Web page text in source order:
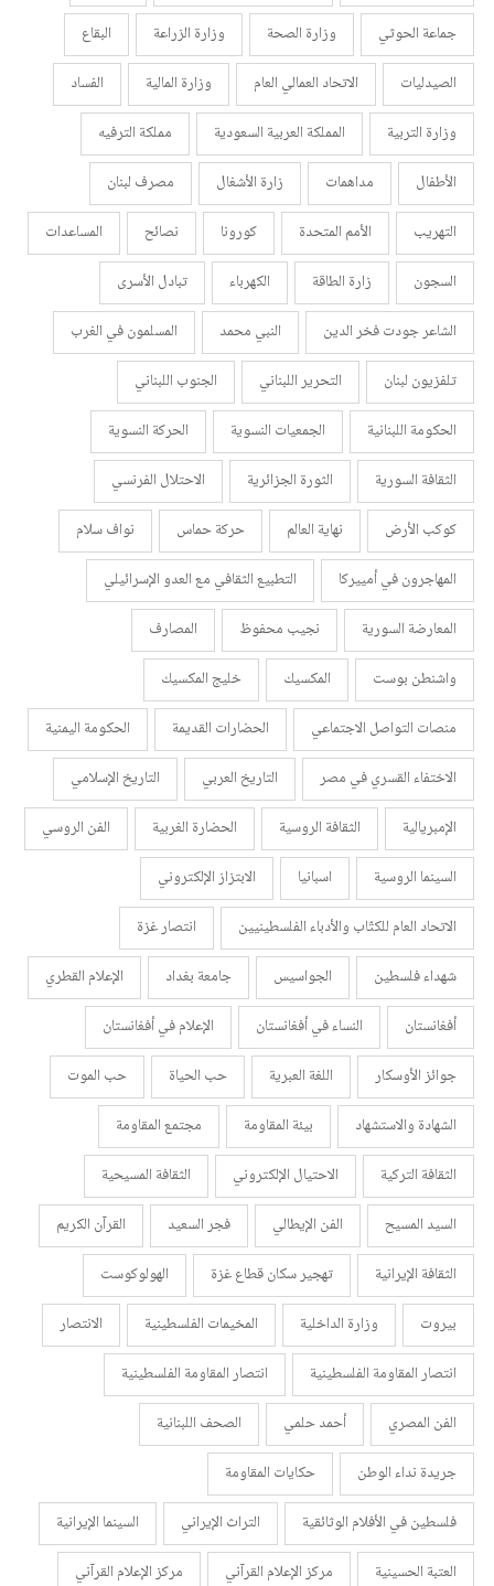
جماعة الحوثي وزارة الصحة وزارة الزراعة
البقاع
الصيدليات
الاتحاد العمالي العام وزارة المالية
الفساد
وزارة التربية
المملكة العربية السعودية
مملكة الترفيه
الأطفال
مداهمات زارة الأشغال
مصرف لبنان
التهريب
الأمم المتحدة كورونا نصائح
المساعدات
السجون
زارة الطاقة الكهرباء
تبادل الأسرى
الشاعر جودت فخر الدين
النبي محمد
المسلمون في الغرب
تلفزيون لبنان
التحرير اللبناني
الجنوب اللبناني
الحكومة اللبنانية
الجمعيات النسوية
الحركة النسوية
الثقافة السورية
الثورة الجزائرية
الاحتلال الفرنسي
كوكب الأرض
نهاية العالم حركة حماس
نواف سلام
المهاجرون في أمييركا
التطبيع الثقافي مع العدو الإسرائيلي
المعارضة السورية
نجيب محفوظ
المصارف
واشنطن بوست
المكسيك
خليج المكسيك
منصات التواصل الاجتماعي
الحضارات القديمة
الحكومة اليمنية
الاختفاء القسري في مصر
التاريخ العربي
التاريخ الإسلامي
الإمبريالية
الثقافة الروسية الحضارة الغربية
الفن الروسي
السينما الروسية
اسبانيا
الابتزاز الإلكتروني
الاتحاد العام للكتّاب والأدباء الفلسطينيين
انتصار غزة
شهداء فلسطين
الجواسيس جامعة بغداد
الإعلام القطري
أفغانستان
النساء في أفغانستان
الإعلام في أفغانستان
جوائز الأوسكار
اللغة العبرية حب الحياة
حب الموت
الشهادة والاستشهاد
بيئة المقاومة
مجتمع المقاومة
الثقافة التركية
الاحتيال الإلكتروني
الثقافة المسيحية
السيد المسيح
الفن الإيطالي فجر السعيد
القرآن الكريم
الثقافة الإيرانية
تهجير سكان قطاع غزة
الهولوكوست
بيروت
وزارة الداخلية المخيمات الفلسطينية
الانتصار
انتصار المقاومة الفلسطينية
انتصار المقاومة الفلسطينية
الفن المصري
أحمد حلمي
الصحف اللبنانية
جريدة نداء الوطن
حكايات المقاومة
فلسطين في الأفلام الوثائقية
التراث الإيراني
السينما الإيرانية
العتبة الحسينية
مركز الإعلام القرآني
مركز الإعلام القرآني